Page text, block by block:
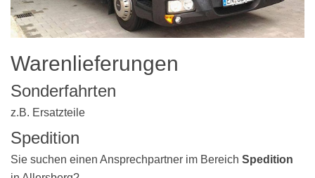
Warenlieferungen
Sonderfahrten
z.B. Ersatzteile
Spedition
Sie suchen einen Ansprechpartner im Bereich Spedition